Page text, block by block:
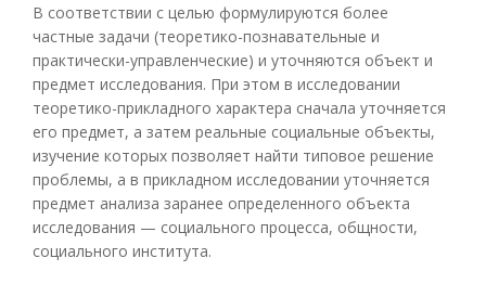
В соответствии с целью формулируются более
частные задачи (теоретико-познавательные и
практически-управленческие) и уточняются объект и
предмет исследования. При этом в исследовании
теоретико-прикладного характера сначала уточняется
его предмет, а затем реальные социальные объекты,
изучение которых позволяет найти типовое решение
проблемы, а в прикладном исследовании уточняется
предмет анализа заранее определенного объекта
исследования — социального процесса, общности,
социального института.